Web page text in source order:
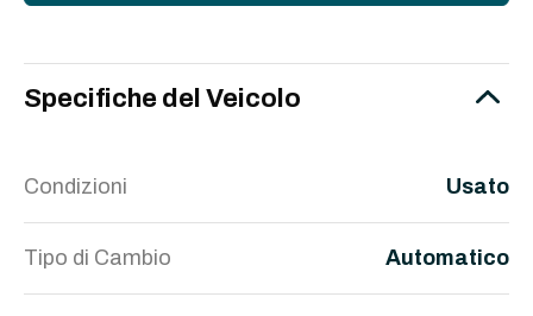
Specifiche del Veicolo
Condizioni Usato
Tipo di Cambio Automatico